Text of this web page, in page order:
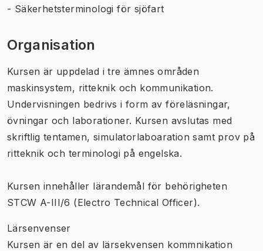
- Säkerhetsterminologi för sjöfart
Organisation
Kursen är uppdelad i tre ämnes områden
maskinsystem, ritteknik och kommunikation.
Undervisningen bedrivs i form av föreläsningar,
övningar och laborationer. Kursen avslutas med
skriftlig tentamen, simulatorlaboaration samt prov på
ritteknik och terminologi på engelska.
Kursen innehåller lärandemål för behörigheten
STCW A-III/6 (Electro Technical Officer).
Lärsenvenser
Kursen är en del av lärsekvensen kommnikation